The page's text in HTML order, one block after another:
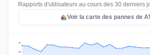
Rapports d'utilisateurs au cours des 30 derniers
Voir la carte des pannes de
155
207